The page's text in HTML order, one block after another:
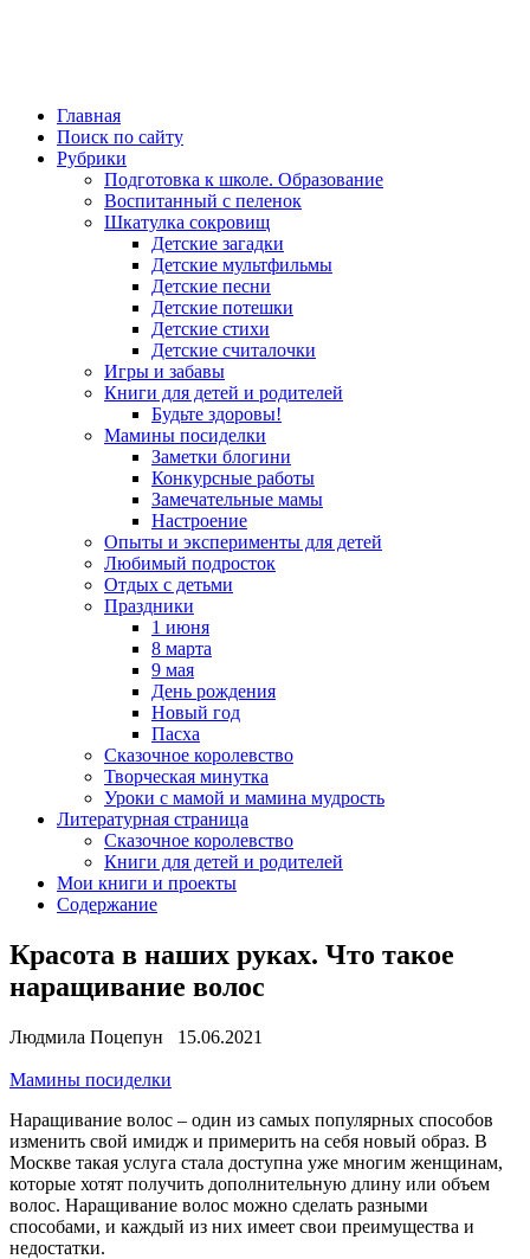
Главная
Поиск по сайту
Рубрики
Подготовка к школе. Образование
Воспитанный с пеленок
Шкатулка сокровищ
Детские загадки
Детские мультфильмы
Детские песни
Детские потешки
Детские стихи
Детские считалочки
Игры и забавы
Книги для детей и родителей
Будьте здоровы!
Мамины посиделки
Заметки блогини
Конкурсные работы
Замечательные мамы
Настроение
Опыты и эксперименты для детей
Любимый подросток
Отдых с детьми
Праздники
1 июня
8 марта
9 мая
День рождения
Новый год
Пасха
Сказочное королевство
Творческая минутка
Уроки с мамой и мамина мудрость
Литературная страница
Сказочное королевство
Книги для детей и родителей
Мои книги и проекты
Содержание
Красота в наших руках. Что такое
наращивание волос
Людмила Поцепун 15.06.2021
Мамины посиделки
Наращивание волос – один из самых популярных способов
изменить свой имидж и примерить на себя новый образ. В
Москве такая услуга стала доступна уже многим женщинам,
которые хотят получить дополнительную длину или объем
волос. Наращивание волос можно сделать разными
способами, и каждый из них имеет свои преимущества и
недостатки.